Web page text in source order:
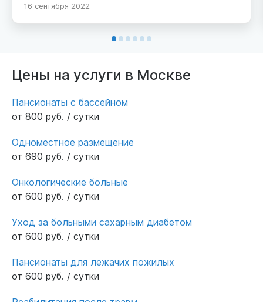
16 сентября 2022
Цены на услуги в Москве
Пансионаты с бассейном
от 800 руб. / сутки
Одноместное размещение
от 690 руб. / сутки
Онкологические больные
от 600 руб. / сутки
Уход за больными сахарным диабетом
от 600 руб. / сутки
Пансионаты для лежачих пожилых
от 600 руб. / сутки